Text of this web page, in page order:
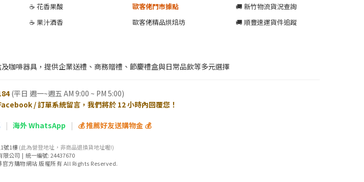
☕ 花香果酸
☕ 果汁酒香
歐客佬門市據點
歐客佬精品烘焙坊
🚚 新竹物流貨況查詢
🚚 順豐速運貨件追蹤
咖啡器具，提供企業送禮、商務贈禮、節慶禮盒與日常品飲等多元選擇
(平日 週一~週五 AM 9:00 ~ PM 5:00)
/ 訂單系統留言，我們將於 12 小時內回覆您！
| 海外 WhatsApp | 💰 推薦好友送購物金 💰
號1樓(此為營登地址，非商品退換貨地址喔!)
限公司 | 統一編號: 24437670
方購物網站 版權所有 All Rights Reserved.